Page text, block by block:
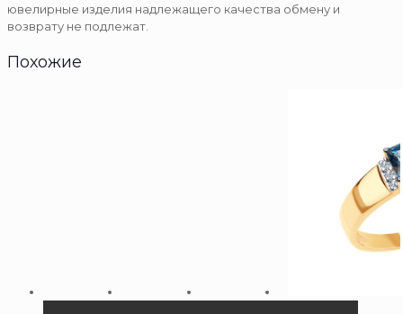
ювелирные изделия надлежащего качества обмену и
возврату не подлежат.
Похожие